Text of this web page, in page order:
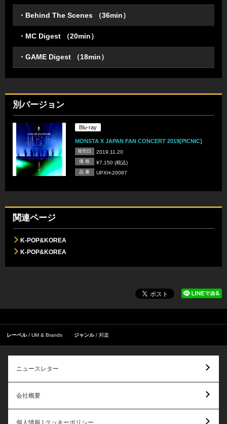
・Behind The Scenes （36min）
・MC Digest （20min）
・GAME Digest （18min）
別バージョン
Blu-ray
MONSTA X JAPAN FAN CONCERT 2019[PICNIC]
発売日 2019.11.20
価 格 ¥7,150 (税込)
品 番 UPXH-20087
関連ページ
K-POP&KOREA
K-POP&KOREA
レーベル UM & Brands ジャンル 邦楽
ニュースレター
会社概要
個人情報 | クッキーポリシー